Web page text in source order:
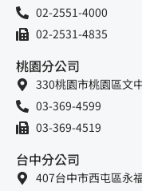
02-2551-4000
02-2531-4835
桃園分公司
330桃園市桃園區文
03-369-4599
03-369-4519
台中分公司
407台中市西屯區永